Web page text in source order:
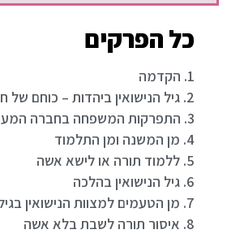
כל הפרקים
1. הקדמה
2. גיל הנישואין ביהדות – כוחם של חכמי ישראל
3. התפרקות המשפחה בחברה המערבית
4. מן המשנה ומן התלמוד
5. ללמוד תורה או לישא אשה
6. גיל הנישואין בהלכה
7. מן הטעמים למצוות הנישואין בגיל י"ח שנים
8. איסור תורה לשבת בלא אשה